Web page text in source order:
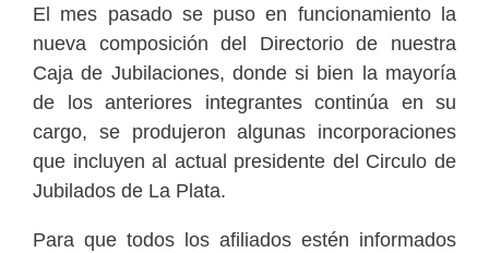
El mes pasado se puso en funcionamiento la
nueva composición del Directorio de nuestra
Caja de Jubilaciones, donde si bien la mayoría
de los anteriores integrantes continúa en su
cargo, se produjeron algunas incorporaciones
que incluyen al actual presidente del Circulo de
Jubilados de La Plata.
Para que todos los afiliados estén informados